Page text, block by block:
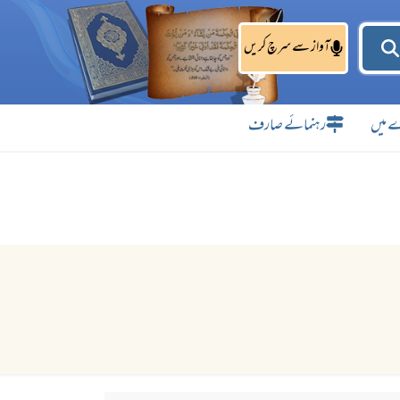
آواز سے سرچ کریں
میں رہنمائے صارف